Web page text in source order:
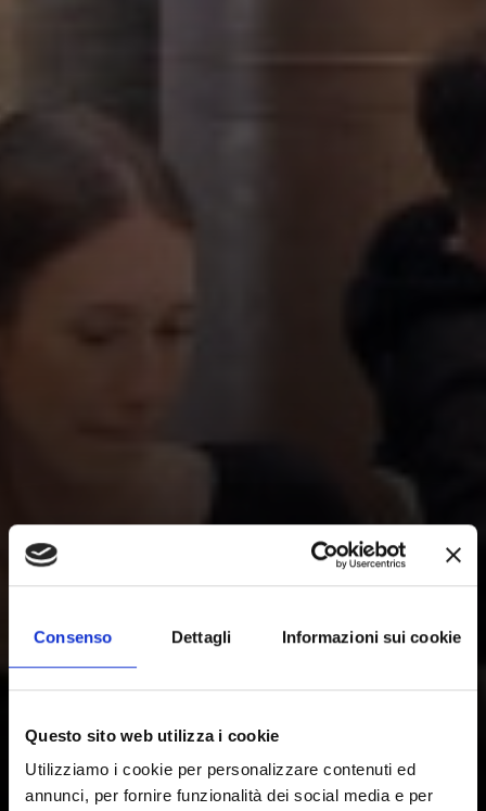
Consenso Dettagli Informazioni sui cookie
Questo sito web utilizza i cookie
Utilizziamo i cookie per personalizzare contenuti ed
annunci, per fornire funzionalità dei social media e per